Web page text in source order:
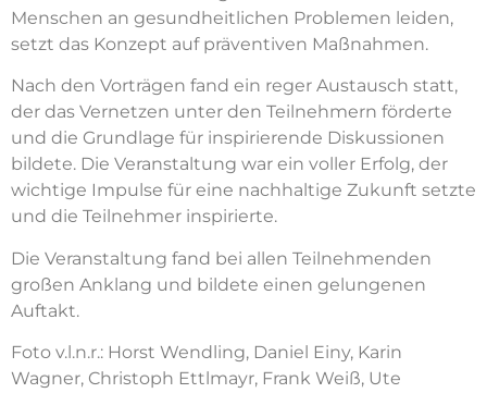
Menschen an gesundheitlichen Problemen leiden,
setzt das Konzept auf präventiven Maßnahmen.
Nach den Vorträgen fand ein reger Austausch statt,
der das Vernetzen unter den Teilnehmern förderte
und die Grundlage für inspirierende Diskussionen
bildete. Die Veranstaltung war ein voller Erfolg, der
wichtige Impulse für eine nachhaltige Zukunft setzte
und die Teilnehmer inspirierte.
Die Veranstaltung fand bei allen Teilnehmenden
großen Anklang und bildete einen gelungenen
Auftakt.
Foto v.l.n.r.: Horst Wendling, Daniel Einy, Karin
Wagner, Christoph Ettlmayr, Frank Weiß, Ute